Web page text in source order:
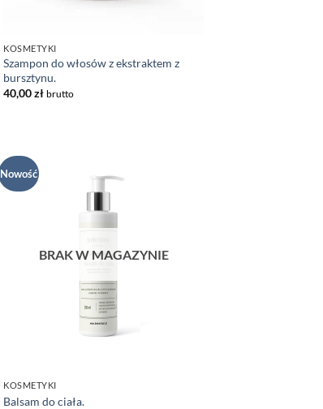
KOSMETYKI
Szampon do włosów z ekstraktem z
bursztynu.
40,00zł brutto
Nowość
BRAK W MAGAZYNIE
KOSMETYKI
Balsam do ciała.